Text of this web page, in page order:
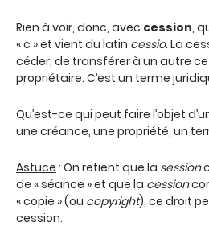
Rien à voir, donc, avec cession,
« c » et vient du latin cessio. La
céder, de transférer à un autre
propriétaire. C’est un terme
Qu’est-ce qui peut faire l’objet
une créance, une propriété, un
Astuce : On retient que la session
de « séance » et que la cession
« copie » (ou copyright), ce droit
cession.